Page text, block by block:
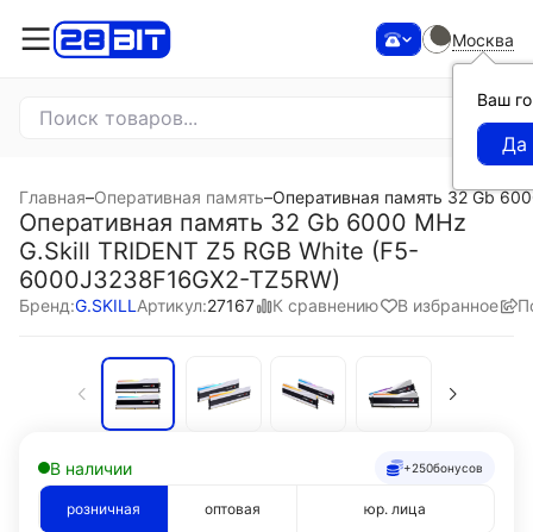
Москва
Ваш
Главная–Оперативная память–Оперативная память 32 Gb
Оперативная память 32 Gb 6000 MHz
G.Skill TRIDENT Z5 RGB White (F5-
6000J3238F16GX2-TZ5RW)
Бренд:G.SKILL Артикул:27167 К сравнению В избранное
В наличии +250бонусов
розничная оптовая юр. лица